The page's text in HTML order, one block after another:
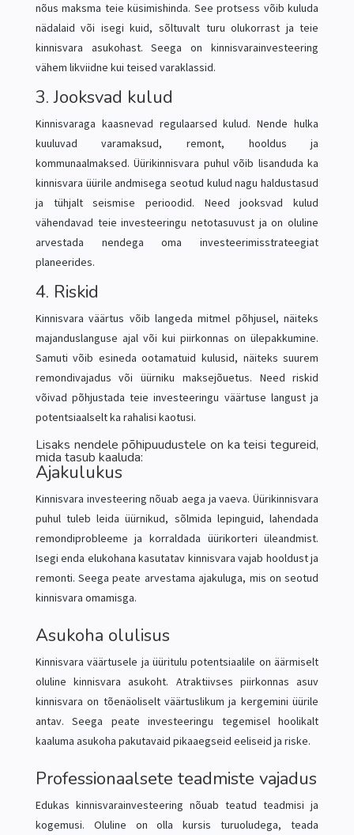
nõus maksma teie küsimishinda. See protsess võib kuluda
nädalaid või isegi kuid, sõltuvalt turu olukorrast ja teie
kinnisvara asukohast. Seega on kinnisvarainvesteering
vähem likviidne kui teised varaklassid.
3. Jooksvad kulud
Kinnisvaraga kaasnevad regulaarsed kulud. Nende hulka
kuuluvad varamaksud, remont, hooldus ja
kommunaalmaksed. Üürikinnisvara puhul võib lisanduda ka
kinnisvara üürile andmisega seotud kulud nagu haldustasud
ja tühjalt seismise perioodid. Need jooksvad kulud
vähendavad teie investeeringu netotasuvust ja on oluline
arvestada nendega oma investeerimisstrateegiat
planeerides.
4. Riskid
Kinnisvara väärtus võib langeda mitmel põhjusel, näiteks
majanduslanguse ajal või kui piirkonnas on ülepakkumine.
Samuti võib esineda ootamatuid kulusid, näiteks suurem
remondivajadus või üürniku maksejõuetus. Need riskid
võivad põhjustada teie investeeringu väärtuse langust ja
potentsiaalselt ka rahalisi kaotusi.
Lisaks nendele põhipuudustele on ka teisi tegureid,
mida tasub kaaluda:
Ajakulukus
Kinnisvara investeering nõuab aega ja vaeva. Üürikinnisvara
puhul tuleb leida üürnikud, sõlmida lepinguid, lahendada
remondiprobleeme ja korraldada üürikorteri üleandmist.
Isegi enda elukohana kasutatav kinnisvara vajab hooldust ja
remonti. Seega peate arvestama ajakuluga, mis on seotud
kinnisvara omamisga.
Asukoha olulisus
Kinnisvara väärtusele ja üüritulu potentsiaalile on äärmiselt
oluline kinnisvara asukoht. Atraktiivses piirkonnas asuv
kinnisvara on tõenäoliselt väärtuslikum ja kergemini üürile
antav. Seega peate investeeringu tegemisel hoolikalt
kaaluma asukoha pakutavaid pikaaegseid eeliseid ja riske.
Professionaalsete teadmiste vajadus
Edukas kinnisvarainvesteering nõuab teatud teadmisi ja
kogemusi. Oluline on olla kursis turuoludega, teada